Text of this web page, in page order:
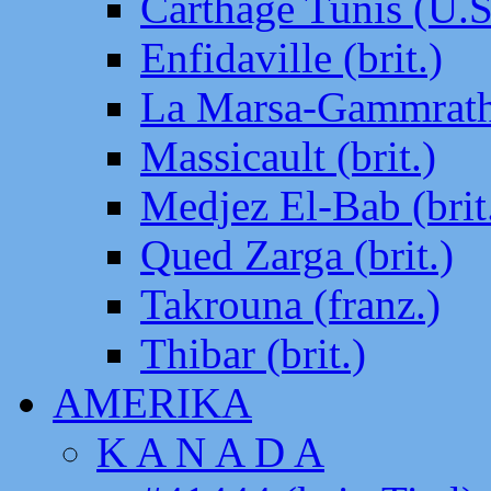
Enfidaville (brit.)
La Marsa-
Massicault (brit.)
Medjez El-Bab
Qued Zarga (brit.)
Takrouna (franz.)
Thibar (brit.)
AMERIKA
K A N A D A